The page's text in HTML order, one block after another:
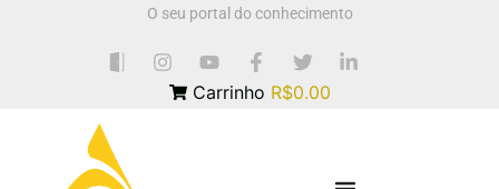
O seu portal do conhecimento
Carrinho R$0.00